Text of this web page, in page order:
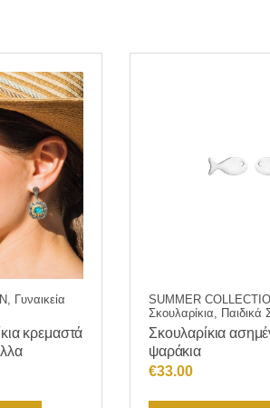
Γυναικεία
κρεμαστά
SUMMER
Σκουλαρίκια, Παιδικά
Σκουλαρίκια
ψαράκια
€33.00